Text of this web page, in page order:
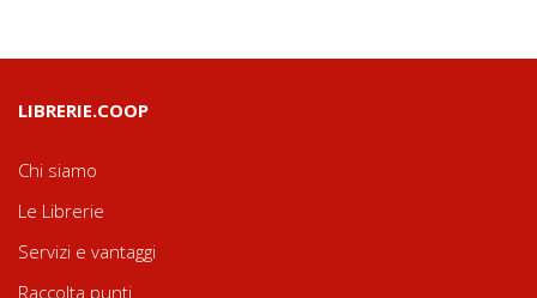
LIBRERIE.COOP
Chi siamo
Le Librerie
Servizi e vantaggi
Raccolta punti